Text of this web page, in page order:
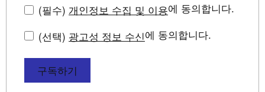
(필수) 개인정보 수집 및 이용에 동의합니다.
(선택) 광고성 정보 수신에 동의합니다.
구독하기